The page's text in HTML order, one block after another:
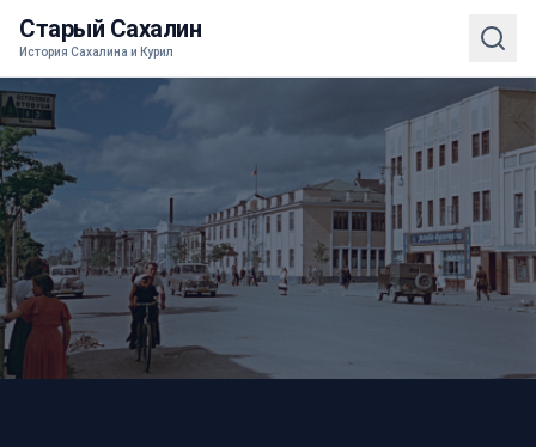
Старый Сахалин
История Сахалина и Курил